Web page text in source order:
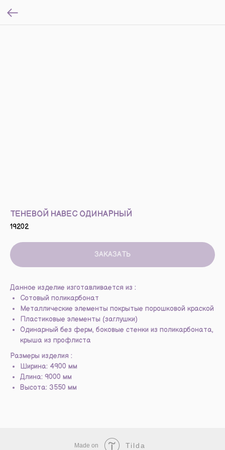
ТЕНЕВОЙ НАВЕС ОДИНАРНЫЙ
19202
ЗАКАЗАТЬ
Данное изделие изготавливается из :
Сотовый поликарбонат
Металлические элементы покрытые порошковой краской
Пластиковые элементы (заглушки)
Одинарный без ферм, боковые стенки из поликарбоната,
крыша из профлиста
Размеры изделия :
Ширина: 4900 мм
Длина: 9000 мм
Высота: 3550 мм
Made on Tilda